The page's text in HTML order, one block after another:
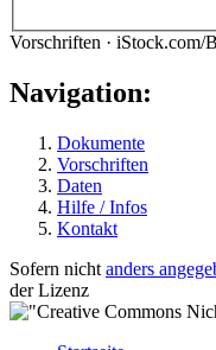
Vorschriften · iStock.com/
Navigation:
Dokumente
Vorschriften
Daten
Hilfe / Infos
Kontakt
Sofern nicht anders
der Lizenz